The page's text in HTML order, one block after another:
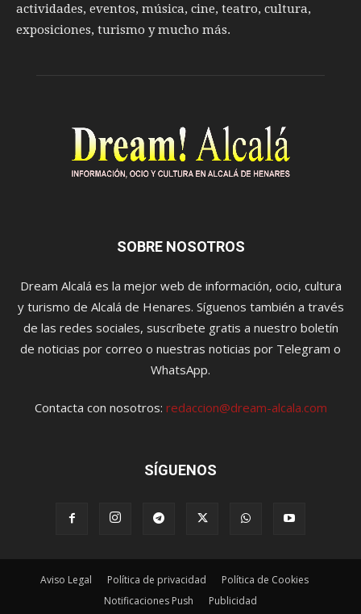
actividades, eventos, música, cine, teatro, cultura,
exposiciones, turismo y mucho más.
SOBRE NOSOTROS
Dream Alcalá es la mejor web de información, ocio, cultura
y turismo de Alcalá de Henares. Síguenos también a través
de las redes sociales, suscríbete gratis a nuestro boletín
de noticias por correo o nuestras noticias por Telegram o
WhatsApp.
Contacta con nosotros: redaccion@dream-alcala.com
SÍGUENOS
Aviso Legal Política de privacidad
Política de Cookies
Notificaciones Push
Publicidad